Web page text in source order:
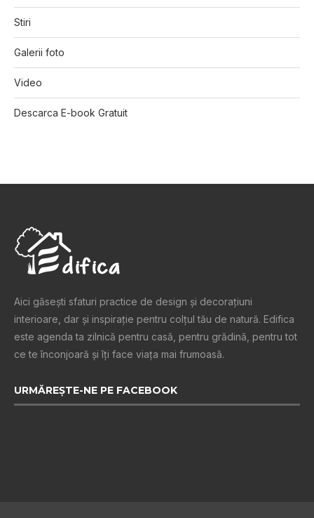
Stiri
Galerii foto
Video
Descarca E-book Gratuit
Aici găsești sfaturi practice de design şi decoraţiuni
interioare, dar și inspiraţie pentru colţul tău de natură. Edifica
este agenda ta zilnică pentru casă, pentru grădină, pentru tot
ce te înconjoară şi îţi face viaţa mai frumoasă.
URMĂREȘTE-NE PE FACEBOOK